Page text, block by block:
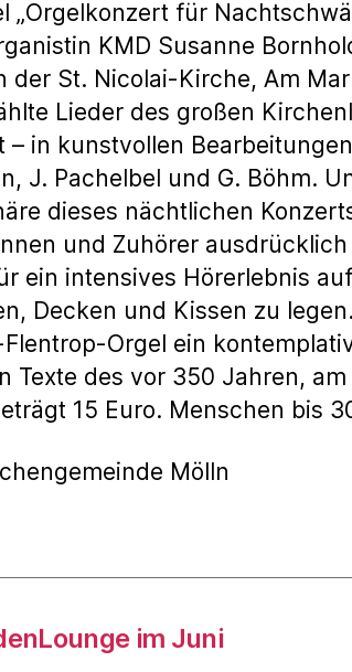
„Orgelkonzert für
KMD Susanne
der St. Nicolai-Kirche, Am
Lieder des großen
– in kunstvollen
J. Pachelbel und G. Böhm.
dieses nächtlichen
und Zuhörer
ein intensives Hörerlebnis
Decken und Kissen zu
Orgel ein
Texte des vor 350 Jahren,
15 Euro. Menschen bis
Mölln
im Juni